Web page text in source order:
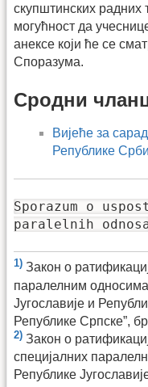
скупштинских радних
могућност да
анексе који ће се
Споразума.
Сродни
Вијеће за
Републике
Sporazum o
paralelnih
1) Закон о
паралелним
Југославије и
Републике Српске”,
2) Закон о
специјалних
Републике